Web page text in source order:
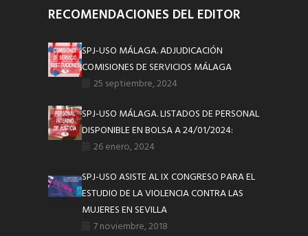
RECOMENDACIONES DEL EDITOR
SPJ-USO MÁLAGA. ADJUDICACIÓN
COMISIONES DE SERVICIOS MÁLAGA
25 septiembre, 2024
SPJ-USO MÁLAGA. LISTADOS DE PERSONAL
DISPONIBLE EN BOLSA A 24/01/2024:
26 enero, 2024
SPJ-USO ASISTE AL IX CONGRESO PARA EL
ESTUDIO DE LA VIOLENCIA CONTRA LAS
MUJERES EN SEVILLA
7 noviembre, 2018